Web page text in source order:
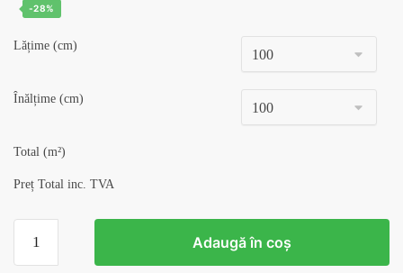
-28%
Lățime (cm)
Înălțime (cm)
Total (m²)
Preț Total inc. TVA
Tapet
Adaugă în coș